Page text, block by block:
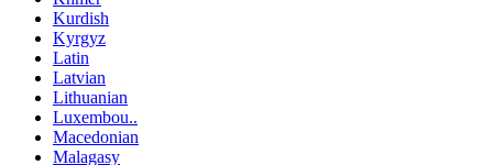
Kurdish
Kyrgyz
Latin
Latvian
Lithuanian
Luxembou..
Macedonian
Malagasy